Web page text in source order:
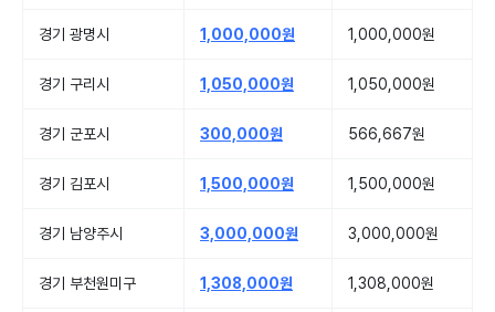
경기 광명시 1,000,000원 1,000,000원
경기 구리시 1,050,000원 1,050,000원
경기 군포시 300,000원 566,667원
경기 김포시 1,500,000원 1,500,000원
경기 남양주시 3,000,000원 3,000,000원
경기 부천원미구 1,308,000원 1,308,000원